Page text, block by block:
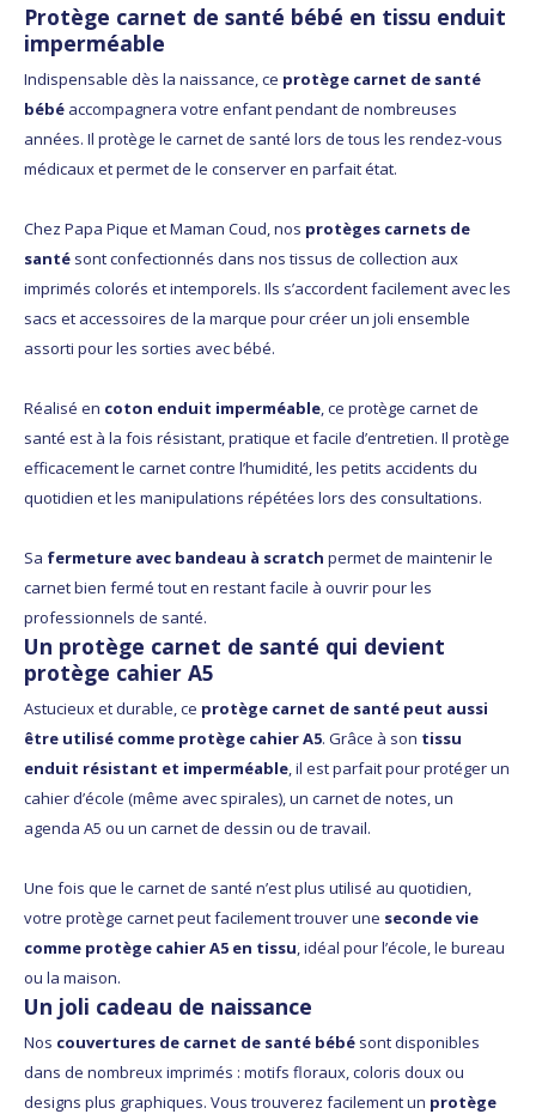
Protège carnet de santé bébé en tissu enduit
imperméable
Indispensable dès la naissance, ce protège carnet de santé
bébé accompagnera votre enfant pendant de nombreuses
années. Il protège le carnet de santé lors de tous les rendez-vous
médicaux et permet de le conserver en parfait état.
Chez Papa Pique et Maman Coud, nos protèges carnets de
santé sont confectionnés dans nos tissus de collection aux
imprimés colorés et intemporels. Ils s’accordent facilement avec les
sacs et accessoires de la marque pour créer un joli ensemble
assorti pour les sorties avec bébé.
Réalisé en coton enduit imperméable, ce protège carnet de
santé est à la fois résistant, pratique et facile d’entretien. Il protège
efficacement le carnet contre l’humidité, les petits accidents du
quotidien et les manipulations répétées lors des consultations.
Sa fermeture avec bandeau à scratch permet de maintenir le
carnet bien fermé tout en restant facile à ouvrir pour les
professionnels de santé.
Un protège carnet de santé qui devient
protège cahier A5
Astucieux et durable, ce protège carnet de santé peut aussi
être utilisé comme protège cahier A5. Grâce à son tissu
enduit résistant et imperméable, il est parfait pour protéger un
cahier d’école (même avec spirales), un carnet de notes, un
agenda A5 ou un carnet de dessin ou de travail.
Une fois que le carnet de santé n’est plus utilisé au quotidien,
votre protège carnet peut facilement trouver une seconde vie
comme protège cahier A5 en tissu, idéal pour l’école, le bureau
ou la maison.
Un joli cadeau de naissance
Nos couvertures de carnet de santé bébé sont disponibles
dans de nombreux imprimés : motifs floraux, coloris doux ou
designs plus graphiques. Vous trouverez facilement un protège